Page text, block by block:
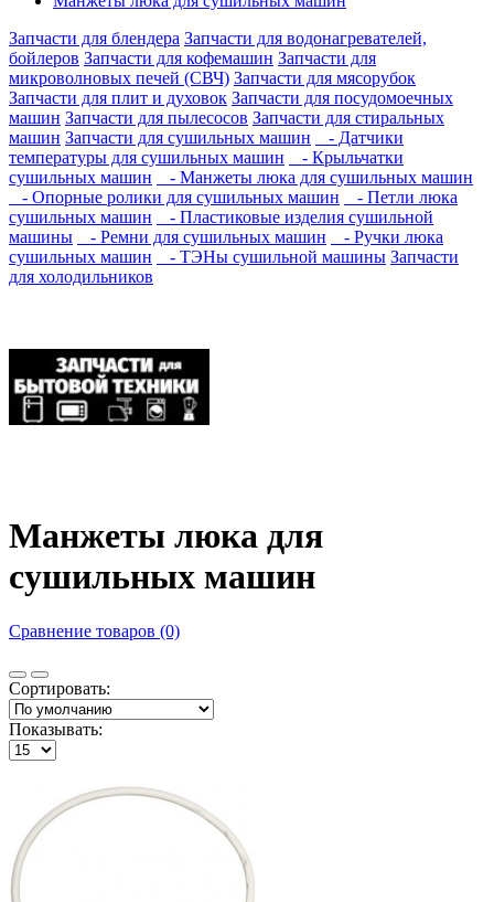
Запчасти для блендера Запчасти для водонагревателей,
бойлеров Запчасти для кофемашин Запчасти для
микроволновых печей (СВЧ) Запчасти для мясорубок
Запчасти для плит и духовок Запчасти для посудомоечных
машин Запчасти для пылесосов Запчасти для стиральных
машин Запчасти для сушильных машин
- Датчики
температуры для сушильных машин
- Крыльчатки
сушильных машин
- Манжеты люка для сушильных машин
- Опорные ролики для сушильных машин
- Петли люка
сушильных машин
- Пластиковые изделия сушильной
машины
- Ремни для сушильных машин
- Ручки люка
сушильных машин
- ТЭНы сушильной машины Запчасти
для холодильников
Манжеты люка для
сушильных машин
Сравнение товаров (0)
Сортировать:
Показывать: